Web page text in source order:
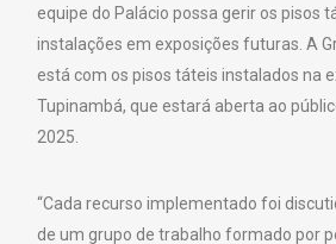
equipe do Palácio possa gerir os pisos
instalações em exposições futuras. A
está com os pisos táteis instalados na
Tupinambá, que estará aberta ao
2025.
“Cada recurso implementado foi
de um grupo de trabalho formado por